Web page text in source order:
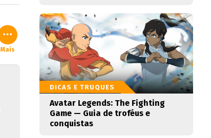
Mais
DICAS E TRUQUES
Avatar Legends: The Fighting
Game — Guia de troféus e
conquistas